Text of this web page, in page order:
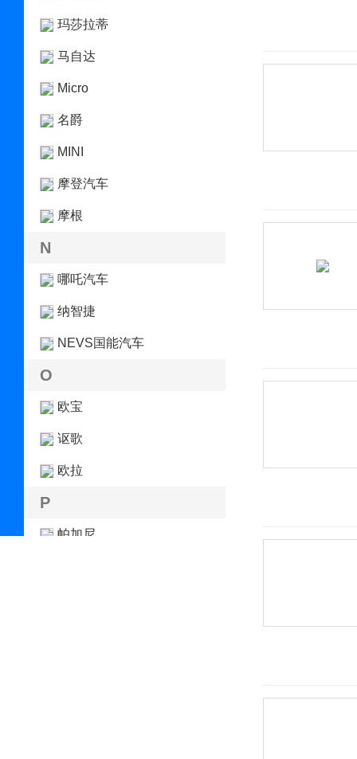
玛莎拉蒂
马自达
Micro
名爵
MINI
摩登汽车
摩根
N
哪吒汽车
纳智捷
NEVS国能汽车
O
欧宝
讴歌
欧拉
P
帕加尼